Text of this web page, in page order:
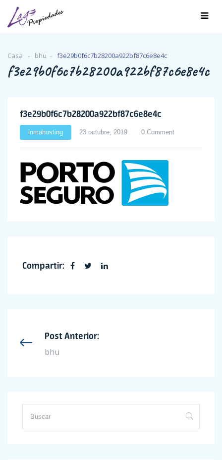
Casa bhu f3e29b0f6c7b28200a922bf87c6e8e4c
f3e29b0f6c7b28200a922bf87c6e8e4c
f3e29b0f6c7b28200a922bf87c6e8e4c
inmahosting 23 octubre, 2019 0 Comment
Compartir:
Post Anterior:
bhu